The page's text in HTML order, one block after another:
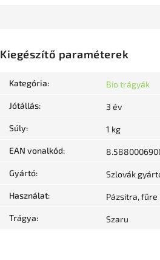
Kiegészítő paraméterek
Kategória: Bio trágyák
Jótállás: 3 év
Súly: 1 kg
EAN vonalkód:
Gyártó: Szlovák
Használat: Pázsitra, fűre
Trágya: Szaru